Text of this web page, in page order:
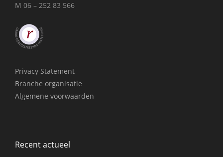
M 06 – 252 83 566
Privacy Statement
Branche organisatie
Algemene voorwaarden
Recent actueel